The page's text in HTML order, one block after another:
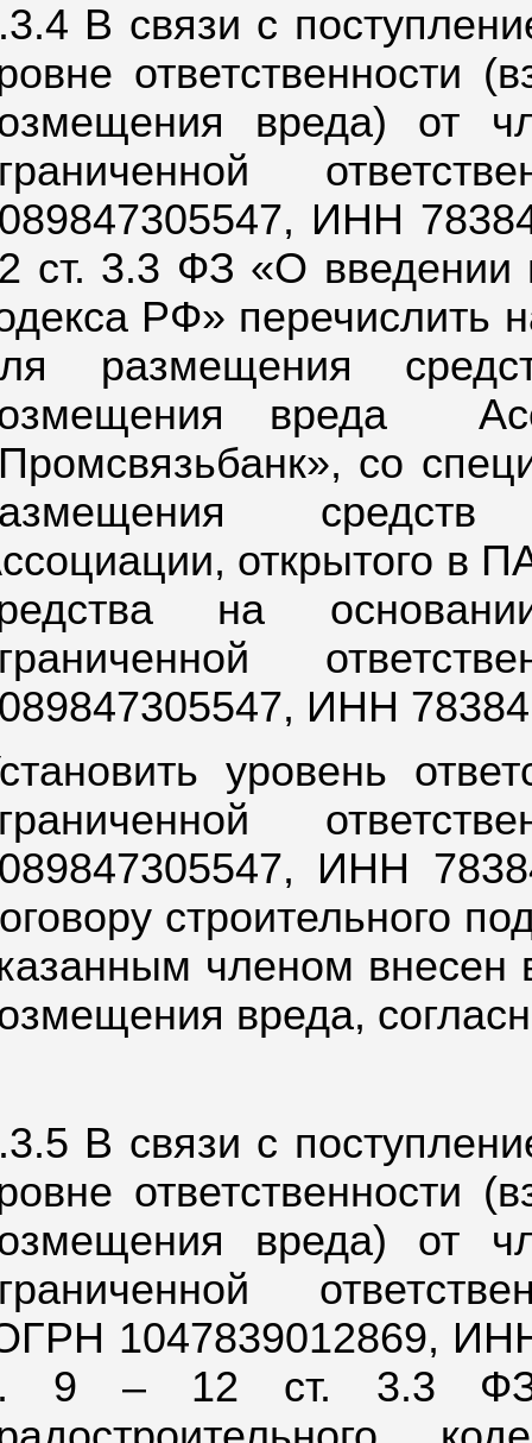
В связи с
ответственности
вреда) от
ИНН
ст. 3.3 ФЗ «О введении
РФ» перечислить
размещения
вреда
со
средств
открытого в
на
ИНН
уровень
ИНН
строительного
членом внесен
вреда,
В связи с
ответственности
вреда) от
1047839012869,
9 – 12 ст. 3.3 ФЗ